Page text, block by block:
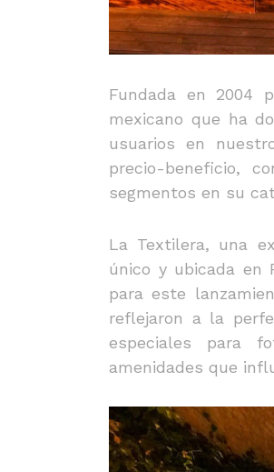
Fundada en 2004
mexicano que ha
usuarios en
precio-beneficio,
segmentos en su
La Textilera, una
único y ubicada en
para este
reflejaron a la
especiales para
amenidades que